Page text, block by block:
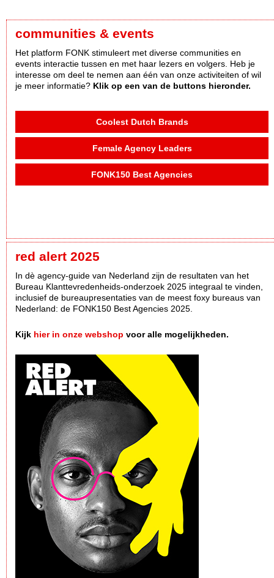
communities & events
Het platform FONK stimuleert met diverse communities en
events interactie tussen en met haar lezers en volgers. Heb je
interesse om deel te nemen aan één van onze activiteiten of wil
je meer informatie? Klik op een van de buttons hieronder.
Coolest Dutch Brands
Female Agency Leaders
FONK150 Best Agencies
red alert 2025
In dè agency-guide van Nederland zijn de resultaten van het
Bureau Klanttevredenheids-onderzoek 2025 integraal te vinden,
inclusief de bureaupresentaties van de meest foxy bureaus van
Nederland: de FONK150 Best Agencies 2025.
Kijk hier in onze webshop voor alle mogelijkheden.